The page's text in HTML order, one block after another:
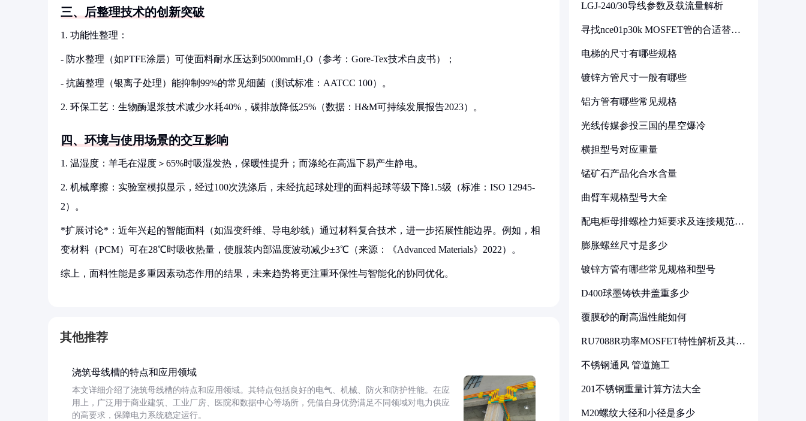
三、后整理技术的创新突破
1. 功能性整理：
- 防水整理（如PTFE涂层）可使面料耐水压达到5000mmH₂O（参考：Gore-Tex技术白皮书）；
- 抗菌整理（银离子处理）能抑制99%的常见细菌（测试标准：AATCC 100）。
2. 环保工艺：生物酶退浆技术减少水耗40%，碳排放降低25%（数据：H&M可持续发展报告2023）。
四、环境与使用场景的交互影响
1. 温湿度：羊毛在湿度＞65%时吸湿发热，保暖性提升；而涤纶在高温下易产生静电。
2. 机械摩擦：实验室模拟显示，经过100次洗涤后，未经抗起球处理的面料起球等级下降1.5级（标准：ISO 12945-
2）。
*扩展讨论*：近年兴起的智能面料（如温变纤维、导电纱线）通过材料复合技术，进一步拓展性能边界。例如，相
变材料（PCM）可在28℃时吸收热量，使服装内部温度波动减少±3℃（来源：《Advanced Materials》2022）。
综上，面料性能是多重因素动态作用的结果，未来趋势将更注重环保性与智能化的协同优化。
其他推荐
浇筑母线槽的特点和应用领域
本文详细介绍了浇筑母线槽的特点和应用领域。其特点包括良好的电气、机械、防火和防护性能。在应
用上，广泛用于商业建筑、工业厂房、医院和数据中心等场所，凭借自身优势满足不同领域对电力供应
的高要求，保障电力系统稳定运行。
LGJ-240/30导线参数及载流量解析
寻找nce01p30k MOSFET管的合适替代
电梯的尺寸有哪些规格
镀锌方管尺寸一般有哪些
铝方管有哪些常见规格
光线传媒参投三国的星空爆冷
横担型号对应重量
锰矿石产品化合水含量
曲臂车规格型号大全
配电柜母排螺栓力矩要求及连接规范详
膨胀螺丝尺寸是多少
镀锌方管有哪些常见规格和型号
D400球墨铸铁井盖重多少
覆膜砂的耐高温性能如何
RU7088R功率MOSFET特性解析及其在
不锈钢通风 管道施工
201不锈钢重量计算方法大全
M20螺纹大径和小径是多少